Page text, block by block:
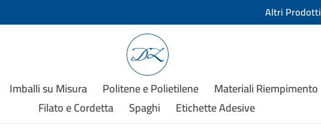
Altri Prodotti
Imballi su Misura Politene e Polietilene Materiali Riempimento
Filato e Cordetta
Spaghi Etichette Adesive